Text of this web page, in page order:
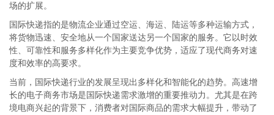
场的扩展。
国际快递指的是物流企业通过空运、海运、陆运等多种运输方式，
将货物迅速、安全地从一个国家送达另一个国家的服务。它以时效
性、可靠性和服务多样化作为主要竞争优势，适应了现代商务对速
度和效率的高要求。
当前，国际快递行业的发展呈现出多样化和智能化的趋势。高速增
长的电子商务市场是国际快递需求激增的重要推动力。尤其是在跨
境电商兴起的背景下，消费者对国际商品的需求大幅提升，带动了